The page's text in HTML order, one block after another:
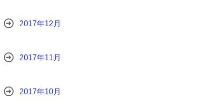
2017年12月
2017年11月
2017年10月